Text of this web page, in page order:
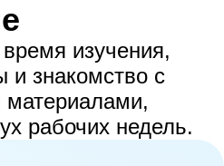
тестирование.
при
обеспечения.
программного
изучения,
и знакомство с
рабочих недель.